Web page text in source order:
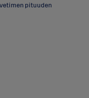
pituuden